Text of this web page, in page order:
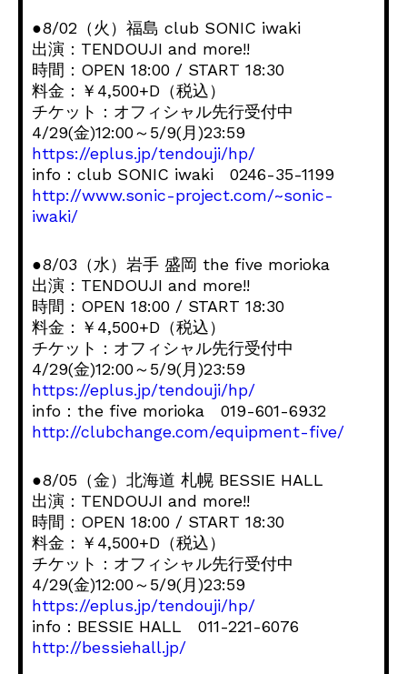
●8/02（火）福島 club SONIC iwaki
出演：TENDOUJI and more!!
時間：OPEN 18:00 / START 18:30
料金：￥4,500+D（税込）
チケット：オフィシャル先行受付中
4/29(金)12:00～5/9(月)23:59
https://eplus.jp/tendouji/hp/
info：club SONIC iwaki 0246-35-1199
http://www.sonic-project.com/~sonic-
iwaki/
●8/03（水）岩手 盛岡 the five morioka
出演：TENDOUJI and more!!
時間：OPEN 18:00 / START 18:30
料金：￥4,500+D（税込）
チケット：オフィシャル先行受付中
4/29(金)12:00～5/9(月)23:59
https://eplus.jp/tendouji/hp/
info：the five morioka 019-601-6932
http://clubchange.com/equipment-five/
●8/05（金）北海道 札幌 BESSIE HALL
出演：TENDOUJI and more!!
時間：OPEN 18:00 / START 18:30
料金：￥4,500+D（税込）
チケット：オフィシャル先行受付中
4/29(金)12:00～5/9(月)23:59
https://eplus.jp/tendouji/hp/
info：BESSIE HALL 011-221-6076
http://bessiehall.jp/